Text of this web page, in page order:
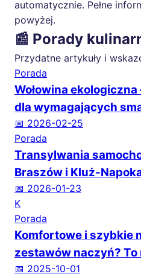
automatycznie. Pełne
powyżej.
📰 Porady
Przydatne artykuły i
Porada
Wołowina
dla wymagających
📅 2026-02-25
Porada
Transylwania
Braszów i Kluż-
📅 2026-01-23
K
Porada
Komfortowe i szybkie
zestawów naczyń?
📅 2025-10-01